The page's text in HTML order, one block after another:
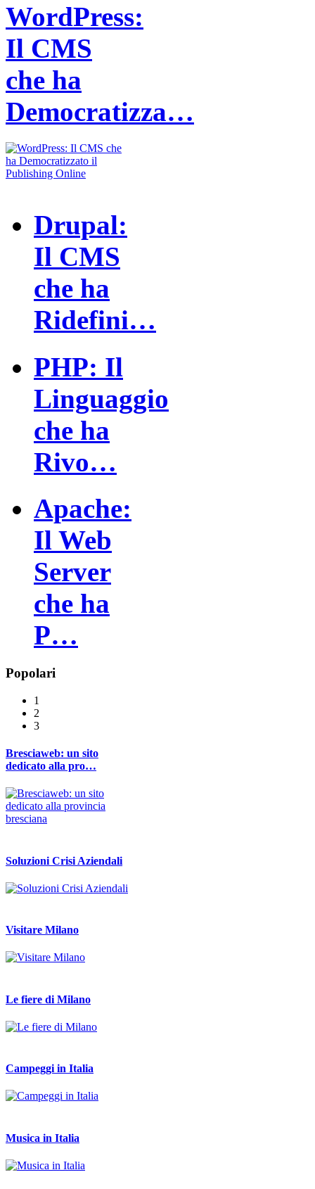
WordPress:
Il CMS
che ha
Democratizza…
Drupal:
Il CMS
che ha
Ridefini…
PHP: Il
Linguaggio
che ha
Rivo…
Apache:
Il Web
Server
che ha
P…
Popolari
1
2
3
Bresciaweb: un sito
dedicato alla pro…
Soluzioni Crisi Aziendali
Visitare Milano
Le fiere di Milano
Campeggi in Italia
Musica in Italia